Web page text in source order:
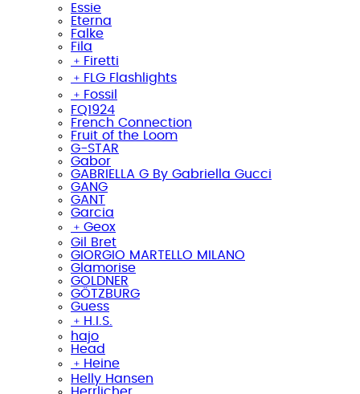
Essie
Eterna
Falke
Fila
﹢ Firetti
﹢ FLG Flashlights
﹢ Fossil
FQ1924
French Connection
Fruit of the Loom
G-STAR
Gabor
GABRIELLA G By Gabriella Gucci
GANG
GANT
Garcia
﹢ Geox
Gil Bret
GIORGIO MARTELLO MILANO
Glamorise
GOLDNER
GÖTZBURG
Guess
﹢ H.I.S.
hajo
Head
﹢ Heine
Helly Hansen